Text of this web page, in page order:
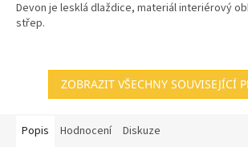
Devon je lesklá dlaždice, materiál interiérový
střep.
ZOBRAZIT VŠECHNY SOUVISEJÍCÍ
Popis Hodnocení Diskuze